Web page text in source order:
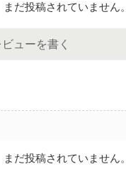
だ投稿されていません。
ビューを書く
だ投稿されていません。